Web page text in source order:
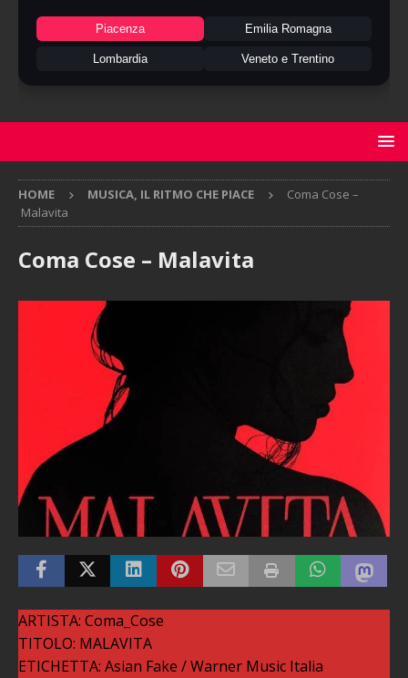
Piacenza Emilia Romagna
Lombardia Veneto e Trentino
HOME MUSICA, IL RITMO CHE PIACE
Coma Cose –
Malavita
Coma Cose – Malavita
ARTISTA: Coma_Cose
TITOLO: MALAVITA
ETICHETTA: Asian Fake / Warner Music Italia